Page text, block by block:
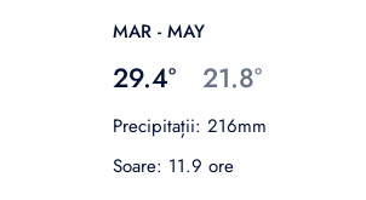
MAR - MAY
29.4° 21.8°
Precipitații: 216mm
Soare: 11.9 ore